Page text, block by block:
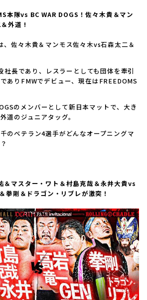
本隊vs BC WAR DOGS！佐々木貴＆マン
外道 !
、佐々木貴＆マンモス佐々木vs石森太二＆
社長であり、レスラーとしても団体を牽引
ありFMWでデビュー、現在はFREEDOMS
のメンバーとして新日本マットで、大き
道のジュニアタッグ。
のベテラン4選手がどんなオープニングマ
マスター・ワト＆村島克哉＆永井大貴vs
拳剛＆ドラゴン・リブレが激突！